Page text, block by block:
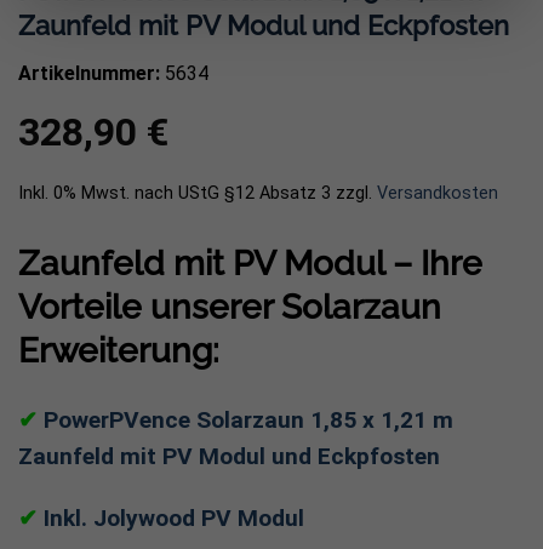
Zaunfeld mit PV Modul und Eckpfosten
Artikelnummer: 5634
328,90 €
Inkl. 0% Mwst. nach UStG §12 Absatz 3 zzgl. Versandkosten
Zaunfeld mit PV Modul – Ihre
Vorteile unserer Solarzaun
Erweiterung:
✔ PowerPVence Solarzaun 1,85 x 1,21 m
Zaunfeld mit PV Modul und Eckpfosten
✔ Inkl. Jolywood PV Modul